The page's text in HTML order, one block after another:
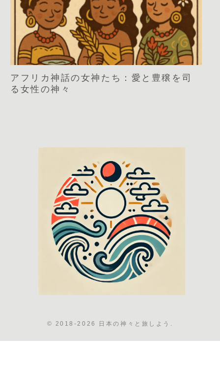
アフリカ神話の女神たち：愛と豊穣を司
る女性の神々
© 2018-2026 日本の神々と旅しよう.